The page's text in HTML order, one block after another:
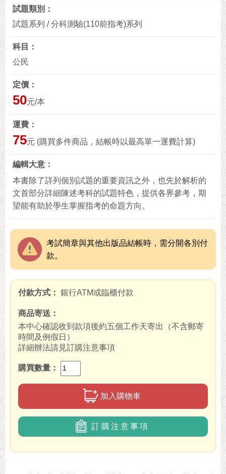
試題類別
試題系列 / 分科測驗(110前指考)系列
科目
公民
定價
50元/本
運費
75元 (購買多件商品，結帳時以最高單一運費計算)
編輯大意
本書除了詳列個別試題的重要資訊之外，也先於解析的
文首部分詳細陳述考科的試題特色，提供各界參考，期
望能有助於學生掌握指考的命題方向。
考試簡章與其他出版品結帳時，需分開各別付
款。
付款方式 銀行ATM或臨櫃付款
商品寄送
本中心確認收到款項後約五個工作天寄出（不含郵寄
時間及例假日）
詳細辦法請見訂購注意事項
購買數量
加入購物車
訂購注意事項